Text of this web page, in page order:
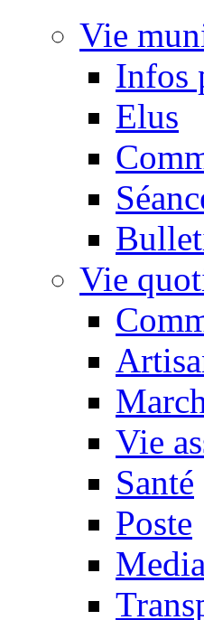
Vie
Infos
Elus
Vie
Vie
Santé
Poste